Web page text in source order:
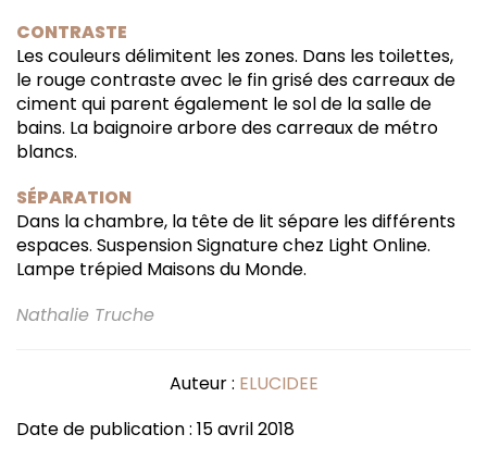
CONTRASTE
Les couleurs délimitent les zones. Dans les toilettes,
le rouge contraste avec le fin grisé des carreaux de
ciment qui parent également le sol de la salle de
bains. La baignoire arbore des carreaux de métro
blancs.
SÉPARATION
Dans la chambre, la tête de lit sépare les différents
espaces. Suspension Signature chez Light Online.
Lampe trépied Maisons du Monde.
Nathalie Truche
Auteur : ELUCIDEE
Date de publication : 15 avril 2018